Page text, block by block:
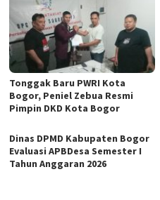
Tonggak Baru PWRI Kota
Bogor, Peniel Zebua Resmi
Pimpin DKD Kota Bogor
Dinas DPMD Kabupaten Bogor
Evaluasi APBDesa Semester I
Tahun Anggaran 2026